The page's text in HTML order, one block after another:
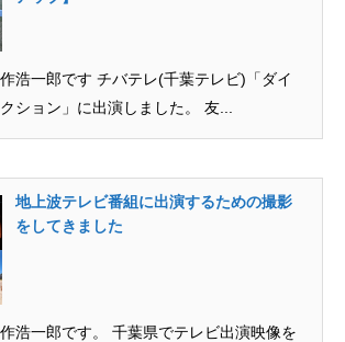
浩一郎です チバテレ(千葉テレビ)「ダイ
ション」に出演しました。 友...
地上波テレビ番組に出演するための撮影
をしてきました
浩一郎です。 千葉県でテレビ出演映像を